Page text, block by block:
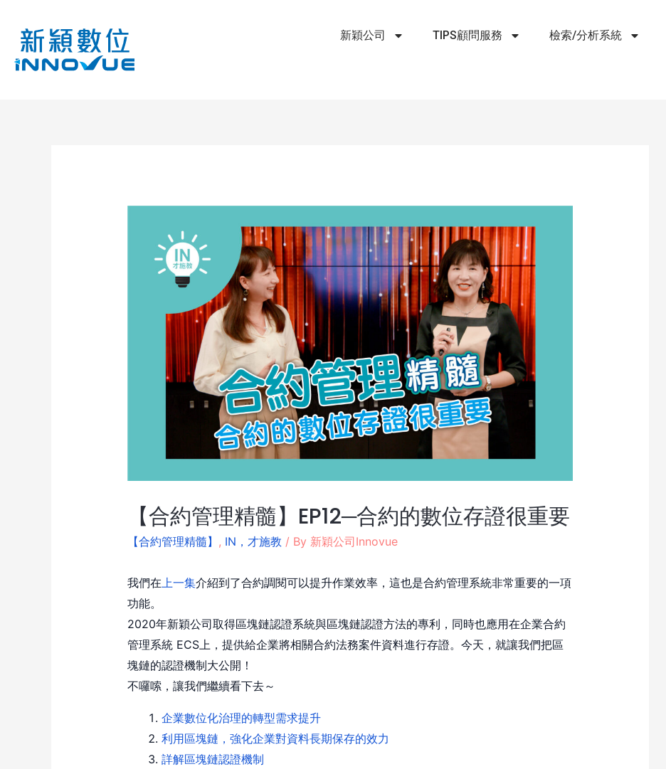
新穎公司 TIPS顧問服務 檢索/分析系統
【合約管理精髓】EP12─合約的數位存證很重要
【合約管理精髓】 , IN，才施教 / By 新穎公司Innovue
我們在 上一集介紹到了合約調閱可以提升作業效率，這也是合約管理系統非常重要的一項
功能。
2020年新穎公司取得區塊鏈認證系統與區塊鏈認證方法的專利，同時也應用在企業合約
管理系統 ECS上，提供給企業將相關合約法務案件資料進行存證。今天，就讓我們把區
塊鏈的認證機制大公開！
不囉嗦，讓我們繼續看下去～
企業數位化治理的轉型需求提升
利用區塊鏈，強化企業對資料長期保存的效力
詳解區塊鏈認證機制